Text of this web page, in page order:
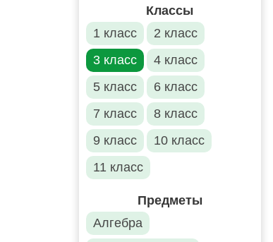
Классы
1 класс
2 класс
3 класс
4 класс
5 класс
6 класс
7 класс
8 класс
9 класс
10 класс
11 класс
Предметы
Алгебра